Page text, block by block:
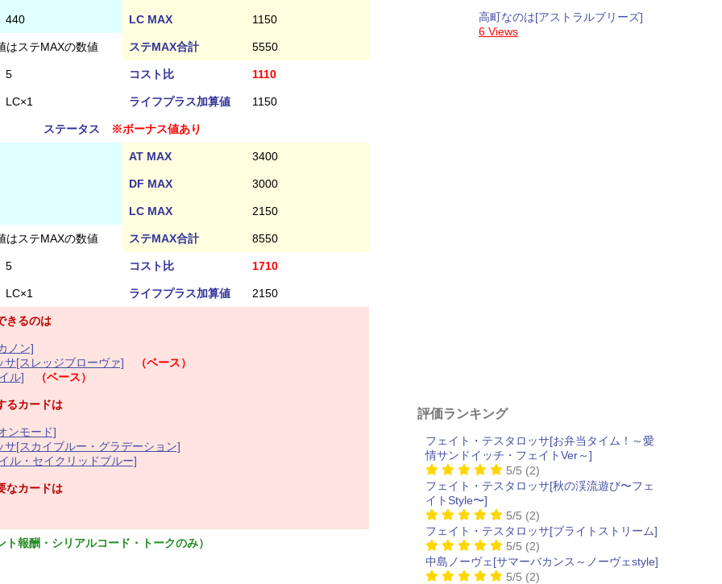
440 LC MAX 1150
はステMAXの数値 ステMAX合計 5550
5 コスト比 1110
LC×1 ライフプラス加算値 1150
ステータス ※ボーナス値あり
AT MAX 3400
DF MAX 3000
LC MAX 2150
はステMAXの数値 ステMAX合計 8550
5 コスト比 1710
LC×1 ライフプラス加算値 2150
きるのは
ノン]
[スレッジブローヴァ]
（ベース）
ル]
（ベース）
るカードは
ンモード]
サ[スカイブルー・グラデーション]
ル・セイクリッドブルー]
なカードは
報酬・シリアルコード・トークのみ）
高町なのは[アストラルブリーズ]
6 Views
評価ランキング
フェイト・テスタロッサ[お弁当タイム！～愛
情サンドイッチ・フェイトVer～]
5/5 (2)
フェイト・テスタロッサ[秋の渓流遊び〜フェ
イトStyle〜]
5/5 (2)
フェイト・テスタロッサ[ブライトストリーム]
5/5 (2)
中島ノーヴェ[サマーバカンス～ノーヴェstyle]
5/5 (2)